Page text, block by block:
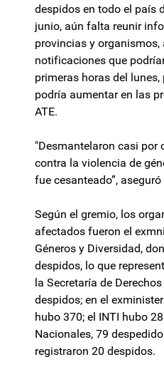
despidos en todo el país
junio, aún falta reunir
provincias y organismos,
notificaciones que
primeras horas del
podría aumentar en las
ATE.
"Desmantelaron casi por
contra la violencia de
fue cesanteado”, aseguró
Según el gremio, los
afectados fueron el
Géneros y Diversidad,
despidos, lo que
la Secretaría de
despidos; en el
hubo 370; el INTI hubo
Nacionales, 79
registraron 20 despidos.